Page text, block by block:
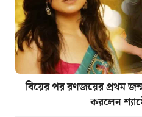
বিয়ের পর রণজয়ের প্রথম
করলেন